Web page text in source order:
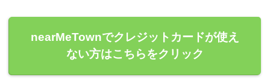
nearMeTownでクレジットカードが使え
ない方はこちらをクリック